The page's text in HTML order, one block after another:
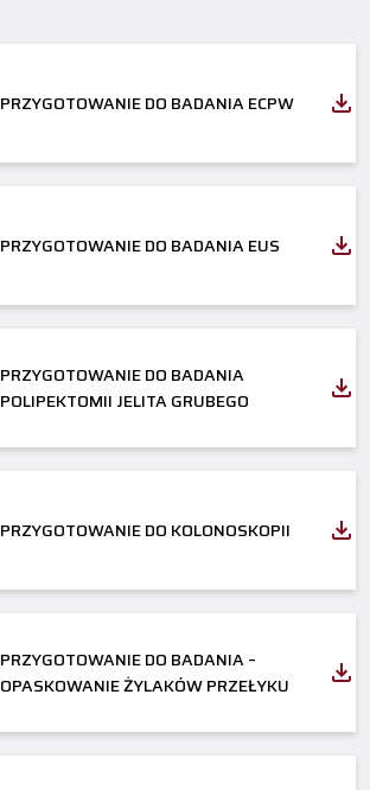
PRZYGOTOWANIE DO BADANIA ECPW
PRZYGOTOWANIE DO BADANIA EUS
PRZYGOTOWANIE DO BADANIA
POLIPEKTOMII JELITA GRUBEGO
PRZYGOTOWANIE DO KOLONOSKOPII
PRZYGOTOWANIE DO BADANIA –
OPASKOWANIE ŻYLAKÓW PRZEŁYKU